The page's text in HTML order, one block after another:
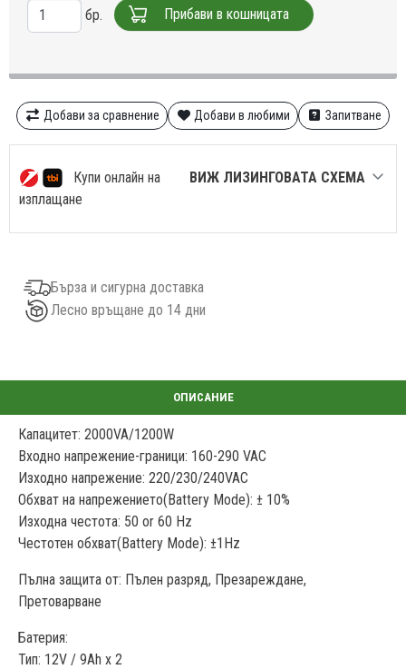
бр. Прибави в кошницата
Добави за сравнение Добави в любими Запитване
Купи онлайн на
изплащане
ВИЖ ЛИЗИНГОВАТА СХЕМА
Бърза и сигурна доставка
Лесно връщане до 14 дни
Капацитет: 2000VA/1200W
Входно напрежение-граници: 160-290 VAC
Изходно напрежение: 220/230/240VAC
Обхват на напрежението(Battery Mode): ± 10%
Изходна честота: 50 or 60 Hz
Честотен обхват(Battery Mode): ±1Hz
Пълна защита от: Пълен разряд, Презареждане,
Претоварване
Батерия:
Тип: 12V / 9Ah x 2